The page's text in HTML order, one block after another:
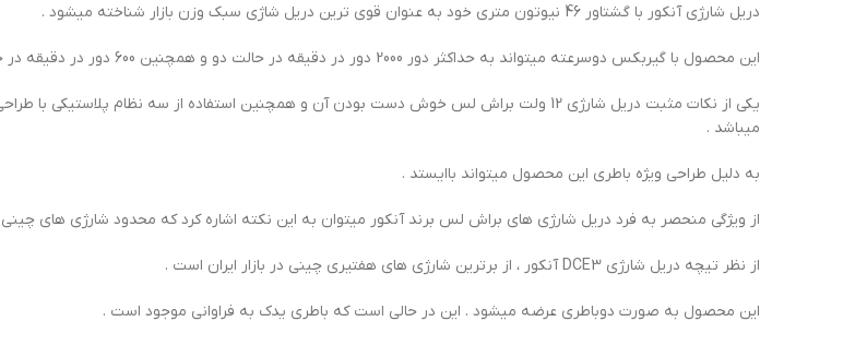
دریل شارژی آنکور با گشتاور 46 نیوتون متری خود به عنوان قوی ترین دریل شاژی سبک وزن بازار شناخته میشود .
این محصول با گیربکس دوسرعته میتواند به حداکثر دور 2000 دور در دقیقه در حالت دو و همچنین 600 دور در دقیقه در حالت یک دست پیدا کند .
یکی از نکات مثبت دریل شارژی 12 ولت براش لس خوش دست بودن آن و همچنین استفاده از سه
میباشد .
به دلیل طراحی ویژه باطری این محصول میتواند باایستد .
از ویژگی منحصر به فرد دریل شارژی های براش لس برند آنکور میتوان به این نکته اشاره کرد که محدود شارژی های
از نظر تیچه دریل شارژی DCE3 آنکور ، از برترین شارژی های هفتیری چینی در بازار ایران است .
این محصول به صورت دوباطری عرضه میشود . این در حالی است که باطری یدک به فراوانی موجود است .